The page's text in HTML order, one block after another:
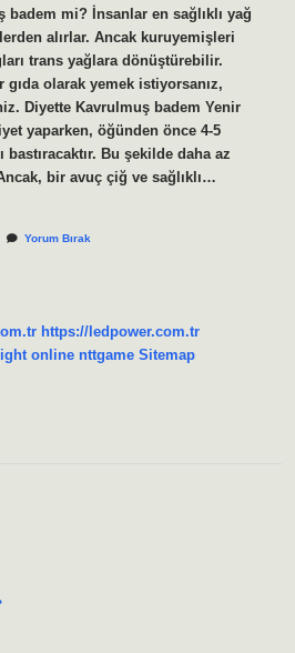
badem mi? İnsanlar en sağlıklı yağ
alırlar. Ancak kuruyemişleri
trans yağlara dönüştürebilir.
olarak yemek istiyorsanız,
Diyette Kavrulmuş badem Yenir
yaparken, öğünden önce 4-5
bastıracaktır. Bu şekilde daha az
bir avuç çiğ ve sağlıklı…
Yorum Bırak
https://ledpower.com.tr
online nttgame Sitemap